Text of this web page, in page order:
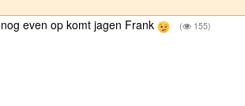
even op komt jagen Frank ( 155)